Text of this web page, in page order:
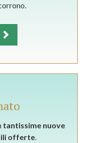
tantissime nuove
offerte.